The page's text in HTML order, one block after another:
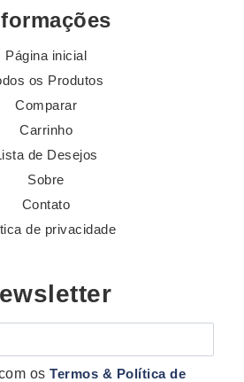
Página inicial
os Produtos
Comparar
Carrinho
de Desejos
Sobre
Contato
de privacidade
osTermos & Política de